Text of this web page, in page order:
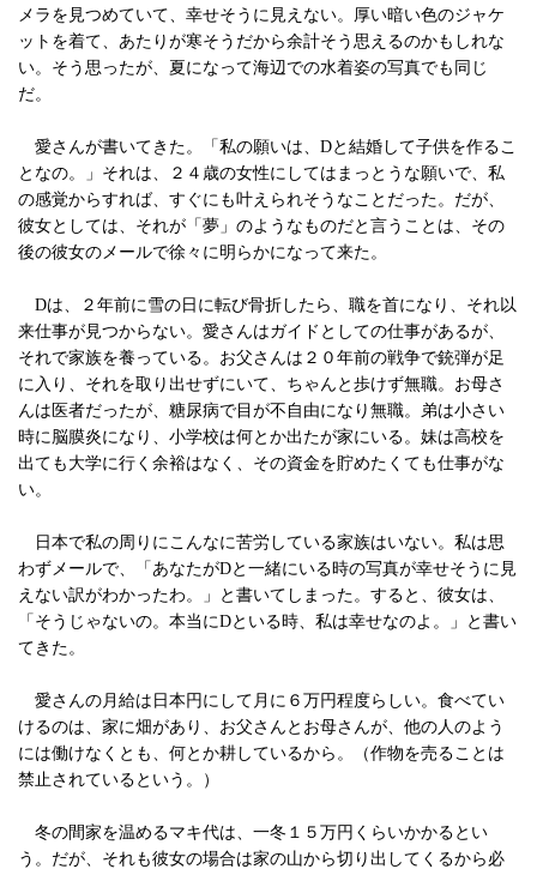
メラを見つめていて、幸せそうに見えない。厚い暗い色のジャケ
ットを着て、あたりが寒そうだから余計そう思えるのかもしれな
い。そう思ったが、夏になって海辺での水着姿の写真でも同じ
だ。
愛さんが書いてきた。「私の願いは、Dと結婚して子供を作るこ
となの。」それは、２４歳の女性にしてはまっとうな願いで、私
の感覚からすれば、すぐにも叶えられそうなことだった。だが、
彼女としては、それが「夢」のようなものだと言うことは、その
後の彼女のメールで徐々に明らかになって来た。
Dは、２年前に雪の日に転び骨折したら、職を首になり、それ以
来仕事が見つからない。愛さんはガイドとしての仕事があるが、
それで家族を養っている。お父さんは２０年前の戦争で銃弾が足
に入り、それを取り出せずにいて、ちゃんと歩けず無職。お母さ
んは医者だったが、糖尿病で目が不自由になり無職。弟は小さい
時に脳膜炎になり、小学校は何とか出たが家にいる。妹は高校を
出ても大学に行く余裕はなく、その資金を貯めたくても仕事がな
い。
日本で私の周りにこんなに苦労している家族はいない。私は思
わずメールで、「あなたがDと一緒にいる時の写真が幸せそうに見
えない訳がわかったわ。」と書いてしまった。すると、彼女は、
「そうじゃないの。本当にDといる時、私は幸せなのよ。」と書い
てきた。
愛さんの月給は日本円にして月に６万円程度らしい。食べてい
けるのは、家に畑があり、お父さんとお母さんが、他の人のよう
には働けなくとも、何とか耕しているから。（作物を売ることは
禁止されているという。）
冬の間家を温めるマキ代は、一冬１５万円くらいかかるとい
う。だが、それも彼女の場合は家の山から切り出してくるから必